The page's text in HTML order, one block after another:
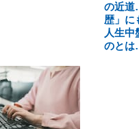
の近道
歴」に
人生中
のと